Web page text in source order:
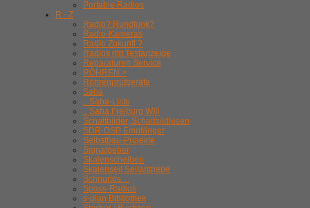
Portable Radios
R - Z
Radio? Rundfunk?
Radio-Kameras
Radio Zukunft ?
Radios mit Textanzeige
Reparaturen Service
RÖHREN >
Röhrenprüfgeräte
Saba
.. Saba-Liste
.. Saba Freiburg WIII
Schaltbilder, Schaltbildlesen
SDR-DSP Empfänger
Selbstbau-Projekte
Signalgeber
Skalenscheiben
Skalenseil Seilantriebe
Schnurlos ...
Spass-Radios
s-plan Bibliothek